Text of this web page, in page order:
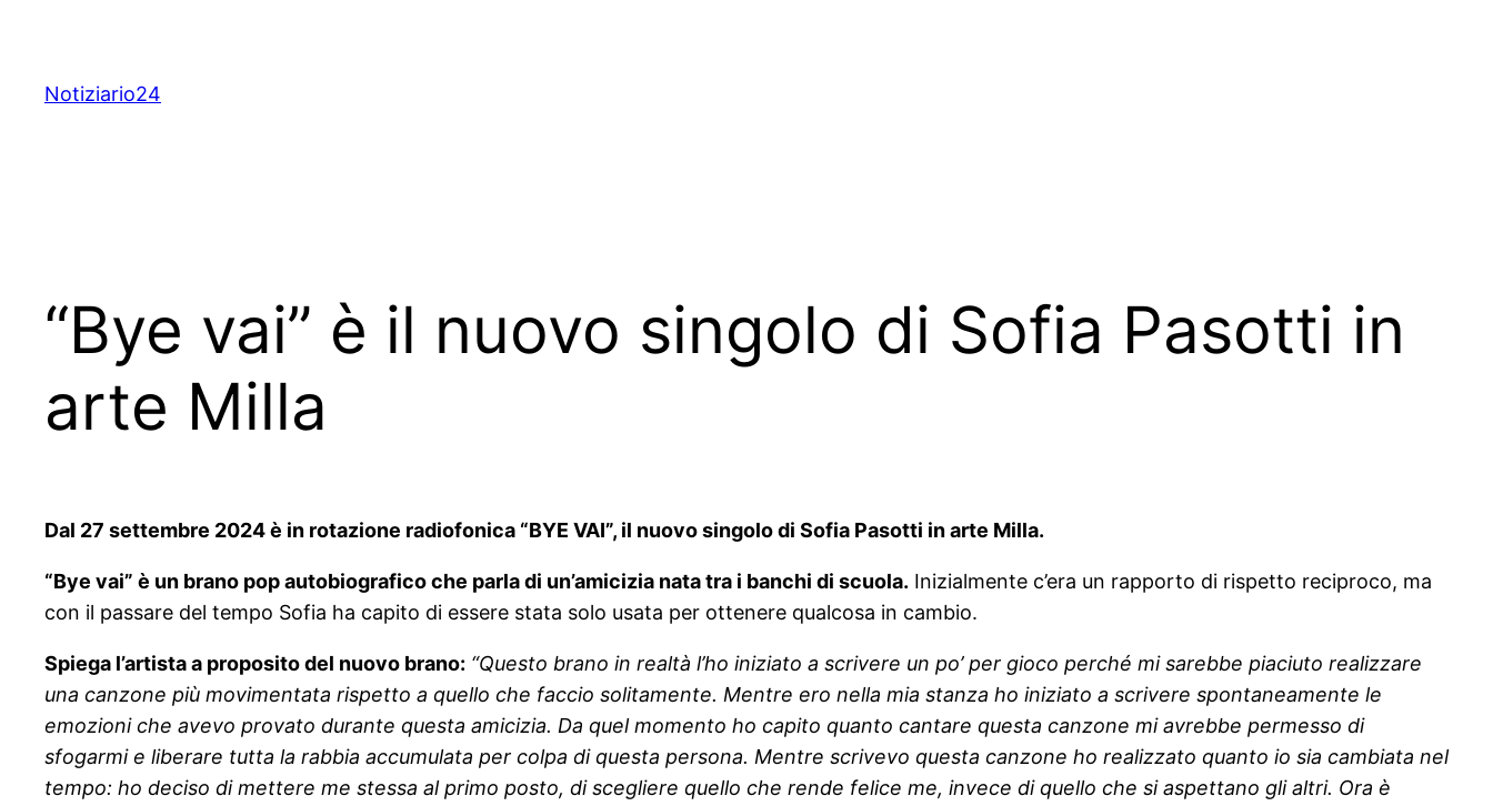
content
Notiziario24
“Bye vai” è il nuovo singolo di Sofia Pasotti in
arte Milla
Dal 27 settembre 2024 è in rotazione radiofonica “BYE VAI”, il nuovo singolo di Sofia Pasotti in arte Milla.
“Bye vai” è un brano pop autobiografico che parla di un’amicizia nata tra i banchi di scuola. Inizialmente c’era un rapporto di rispetto reciproco, ma
con il passare del tempo Sofia ha capito di essere stata solo usata per ottenere qualcosa in cambio.
Spiega l’artista a proposito del nuovo brano: “Questo brano in realtà l’ho iniziato a scrivere un po’ per gioco perché mi sarebbe piaciuto realizzare
una canzone più movimentata rispetto a quello che faccio solitamente. Mentre ero nella mia stanza ho iniziato a scrivere spontaneamente le
emozioni che avevo provato durante questa amicizia. Da quel momento ho capito quanto cantare questa canzone mi avrebbe permesso di
sfogarmi e liberare tutta la rabbia accumulata per colpa di questa persona. Mentre scrivevo questa canzone ho realizzato quanto io sia cambiata nel
tempo: ho deciso di mettere me stessa al primo posto, di scegliere quello che rende felice me, invece di quello che si aspettano gli altri. Ora è